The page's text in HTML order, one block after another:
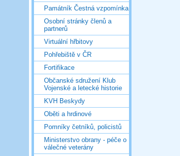
Památník Čestná vzpomínka
Osobní stránky členů a
partnerů
Virtuální hřbitovy
Pohřebiště v ČR
Fortifikace
Občanské sdružení Klub
Vojenské a letecké historie
KVH Beskydy
Oběti a hrdinové
Pomníky četníků, policistů
Ministerstvo obrany - péče o
válečné veterány